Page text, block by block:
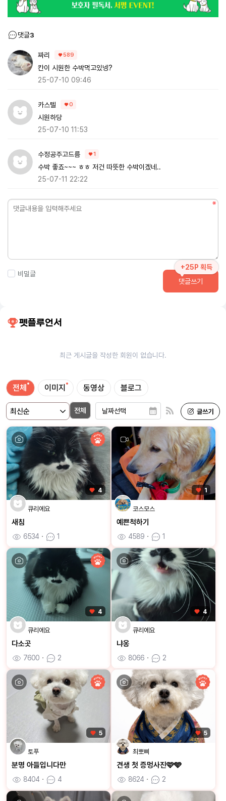
댓글3
짜리 589
칸이 시원한 수박먹고있넹?
25-07-10 09:46
카스텔 0
시원하당
25-07-10 11:53
수정공주고드름 1
수박 좋죠~~~ ㅎㅎ 저건 따뜻한 수박이겠네..
25-07-11 22:22
비밀글
+25P 획득
댓글쓰기
펫플루언서
최근 게시글을 작성한 회원이 없습니다.
전체 이미지 동영상 블로그
전체
4
큐리에요
새침
6534 ㆍ 1
1
코스모스
예쁜척하기
4589 ㆍ 1
4
큐리에요
다소곳
7600 ㆍ 2
4
큐리에요
냐옹
8066 ㆍ 2
5
토푸
분명 아들입니다만
8404 ㆍ 4
5
최뽀삐
견생 첫 증멍사진🩷🩵
8624 ㆍ 2